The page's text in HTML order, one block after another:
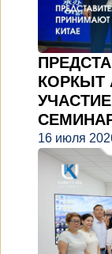
КОРКЫТ
16 июля